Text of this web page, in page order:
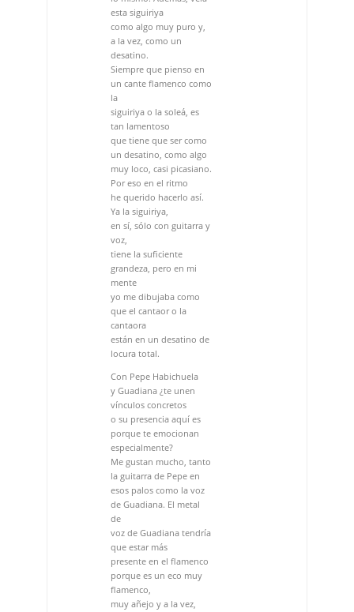
siguiriya o la soleá, es
tan lamentoso
que tiene que ser como
un desatino, como algo
muy loco, casi picasiano.
Por eso en el ritmo
he querido hacerlo así.
Ya la siguiriya,
en sí, sólo con guitarra y
tiene la suficiente
grandeza, pero en mi
mente
yo me dibujaba como
que el cantaor o la
cantaora
están en un desatino de
locura total.
Con Pepe Habichuela
y Guadiana ¿te unen
vínculos concretos
o su presencia aquí es
porque te emocionan
especialmente?
Me gustan mucho, tanto
la guitarra de Pepe en
esos palos como la voz
de Guadiana. El metal
voz de Guadiana tendría
que estar más
presente en el flamenco
porque es un eco muy
flamenco,
muy añejo y a la vez,
actual. Tiene ese
punto que debería llegar
mayoritario. Y Pepe es la
esencia, y tiene también
ese punto de solera y de
modernidad. Su toque